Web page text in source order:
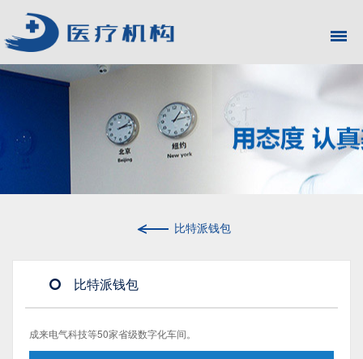
比特派钱包
比特派钱包
成来电气科技等50家省级数字化车间。